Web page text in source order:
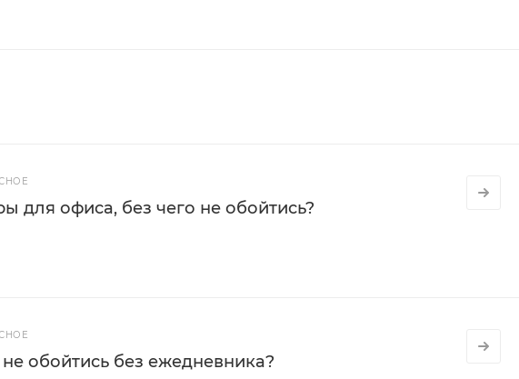
для офиса, без чего не обойтись?
обойтись без ежедневника?